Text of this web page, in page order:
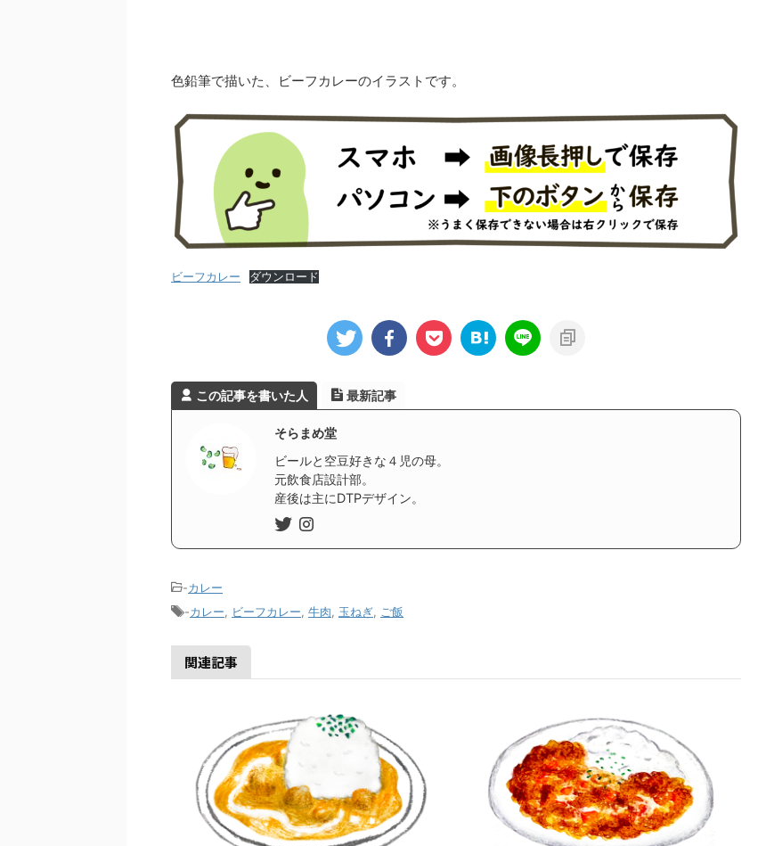
色鉛筆で描いた、ビーフカレーのイラストです。
ビーフカレー ダウンロード
この記事を書いた人 最新記事
そらまめ堂
ビールと空豆好きな４児の母。
元飲食店設計部。
産後は主にDTPデザイン。
-カレー
-カレー ビーフカレー 牛肉 玉ねぎ ご飯
関連記事